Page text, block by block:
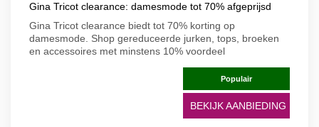
Gina Tricot clearance: damesmode tot 70% afgeprijsd
Gina Tricot clearance biedt tot 70% korting op
damesmode. Shop gereduceerde jurken, tops, broeken
en accessoires met minstens 10% voordeel
Populair
BEKIJK AANBIEDING